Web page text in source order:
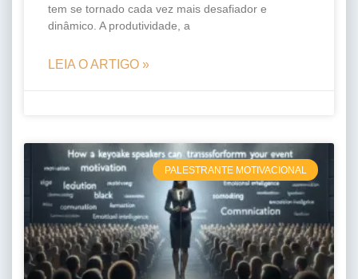
tem se tornado cada vez mais desafiador e
dinâmico. A produtividade, a
LEIA O ARTIGO »
PALESTRANTE MOTIVACIONAL